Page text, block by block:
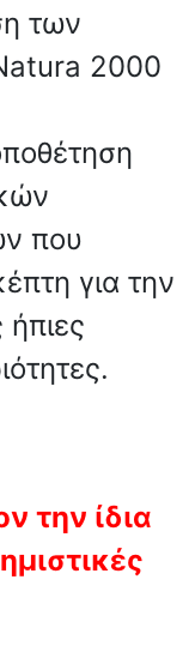
των
2000
που
για την
την ίδια